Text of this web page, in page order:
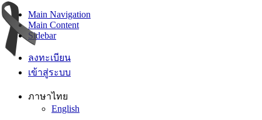
Main Navigation
Main Content
Sidebar
ลงทะเบียน
เข้าสู่ระบบ
ภาษาไทย
English